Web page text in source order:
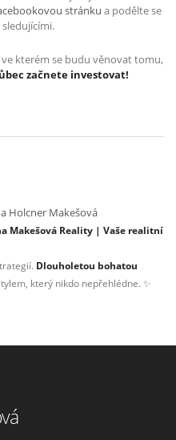
stránku a podělte se
kterém se budu věnovat tomu,
začnete investovat!
Holcner Makešová
Makešová Reality | Vaše realitní
Dlouholetou bohatou
který nikdo nepřehlédne. ✨